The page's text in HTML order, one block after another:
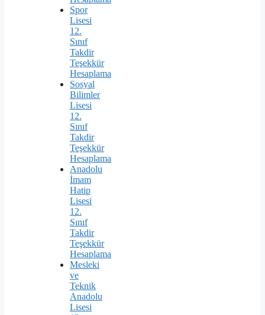
Spor
Lisesi
12.
Sınıf
Takdir
Teşekkür
Hesaplama
Sosyal
Bilimler
Lisesi
12.
Sınıf
Takdir
Teşekkür
Hesaplama
Anadolu
İmam
Hatip
Lisesi
12.
Sınıf
Takdir
Teşekkür
Hesaplama
Mesleki
ve
Teknik
Anadolu
Lisesi